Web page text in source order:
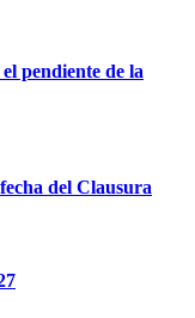
pendiente de la
del Clausura